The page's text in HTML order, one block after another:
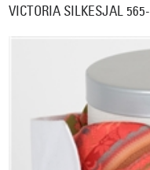
VICTORIA SILKESJAL